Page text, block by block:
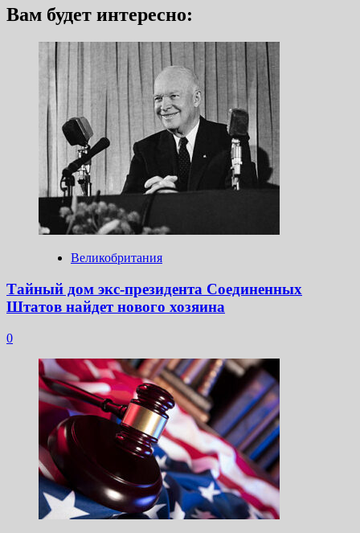
Вам будет интересно:
Великобритания
Тайный дом экс-президента Соединенных
Штатов найдет нового хозяина
0